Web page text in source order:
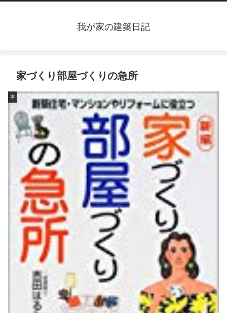
我が家の建築日記
家づくり部屋づくりの急所
本